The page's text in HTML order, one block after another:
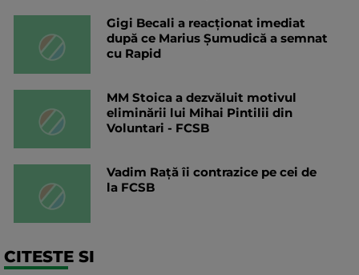
Gigi Becali a reacționat imediat
după ce Marius Șumudică a semnat
cu Rapid
MM Stoica a dezvăluit motivul
eliminării lui Mihai Pintilii din
Voluntari - FCSB
Vadim Rață îi contrazice pe cei de
la FCSB
CITESTE SI